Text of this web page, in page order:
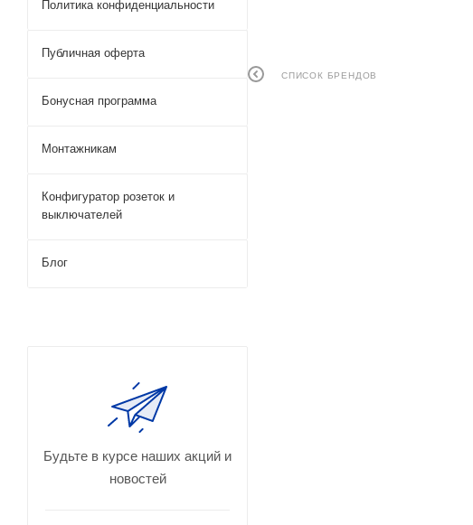
СПИСОК БРЕНДОВ
Политика конфиденциальности
Публичная оферта
Бонусная программа
Монтажникам
Конфигуратор розеток и
выключателей
Блог
Будьте в курсе наших акций и
новостей